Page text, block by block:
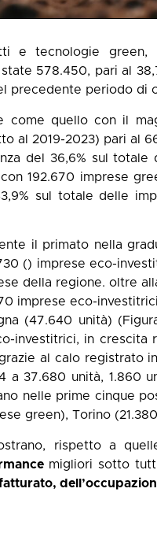
e tecnologie green,
578.450, pari al
precedente periodo di
come quello con il
al 2019-2023) pari al
del 36,6% sul
192.670 imprese
sul totale delle
il primato nella
() imprese eco-
della regione. oltre
imprese eco-
(47.640 unità)
investitrici, in crescita
al calo registrato
a 37.680 unità, 1.860
nelle prime cinque
green), Torino
rispetto a
migliori sotto tutti